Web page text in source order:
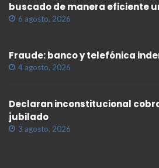
buscado de manera eficiente
6 agosto, 2026
Fraude: banco y telefónica
4 agosto, 2026
Declaran inconstitucional
jubilado
3 agosto, 2026